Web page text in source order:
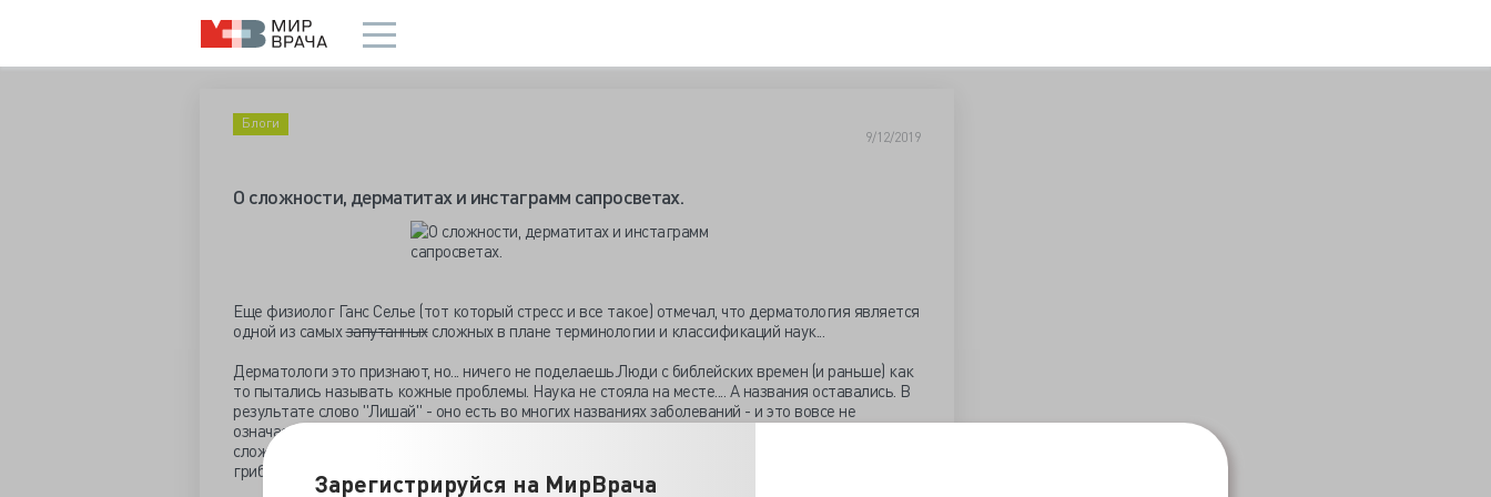
Зарегистрируйся на МирВрача
Блоги
9/12/2019
О сложности, дерматитах и инстаграмм сапросветах.
Еще физиолог Ганс Селье (тот который стресс и все такое) отмечал, что дерматология является
одной из самыхзапутанныхсложных в плане терминологии и классификаций наук...
Дерматологи это признают, но... ничего не поделаешь.Люди с библейских времен (и раньше) как
то пытались называть кожные проблемы. Наука не стояла на месте.... А названия оставались. В
результате слово "Лишай" - оно есть во многих названиях заболеваний - и это вовсе не
означает, что сии хвори имеют отношение к лишаям, грибам или заразны... просто так
сложилось. Контагиозный моллюск не имеет отношения к моллюскам, грибовидный микоз - к
грибам.